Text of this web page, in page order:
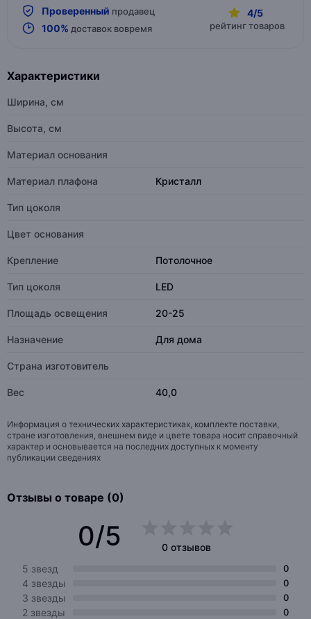
Проверенный продавец
100% доставок вовремя
4/5
рейтинг товаров
Характеристики
Ширина, см
Высота, см
Материал основания
Материал плафона Кристалл
Тип цоколя
Цвет основания
Крепление Потолочное
Тип цоколя LED
Площадь освещения 20-25
Назначение Для дома
Страна изготовитель
Вес 40,0
Информация о технических характеристиках, комплекте поставки,
стране изготовления, внешнем виде и цвете товара носит справочный
характер и основывается на последних доступных к моменту
публикации сведениях
Отзывы о товаре (0)
0/5
0 отзывов
5 звезд
0
4 звезды 0
3 звезды 0
2 звезды 0